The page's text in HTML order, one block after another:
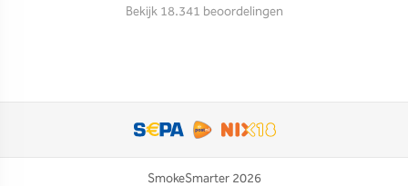
Bekijk 18.341 beoordelingen
SmokeSmarter 2026